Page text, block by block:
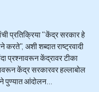
प्रतिक्रिया "केंद्र सरकार हे
अशी शब्दात राष्ट्रवादी
प्रश्नावरून केंद्रावर टीका
केंद्र सरकारवर हल्लाबोल
पुण्यात आंदोलन...